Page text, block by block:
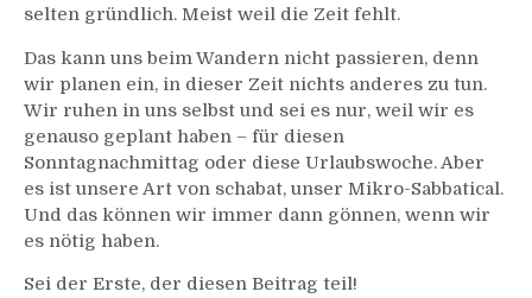
selten gründlich. Meist weil die Zeit fehlt.
Das kann uns beim Wandern nicht passieren, denn
wir planen ein, in dieser Zeit nichts anderes zu tun.
Wir ruhen in uns selbst und sei es nur, weil wir es
genauso geplant haben – für diesen
Sonntagnachmittag oder diese Urlaubswoche. Aber
es ist unsere Art von schabat, unser Mikro-Sabbatical.
Und das können wir immer dann gönnen, wenn wir
es nötig haben.
Sei der Erste, der diesen Beitrag teil!